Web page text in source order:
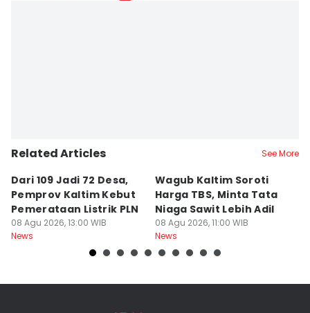
Related Articles See More
Dari 109 Jadi 72 Desa,
Pemprov Kaltim Kebut
Pemerataan Listrik PLN
08 Agu 2026, 13:00 WIB
News
Wagub Kaltim Soroti
Harga TBS, Minta Tata
Niaga Sawit Lebih Adil
08 Agu 2026, 11:00 WIB
News